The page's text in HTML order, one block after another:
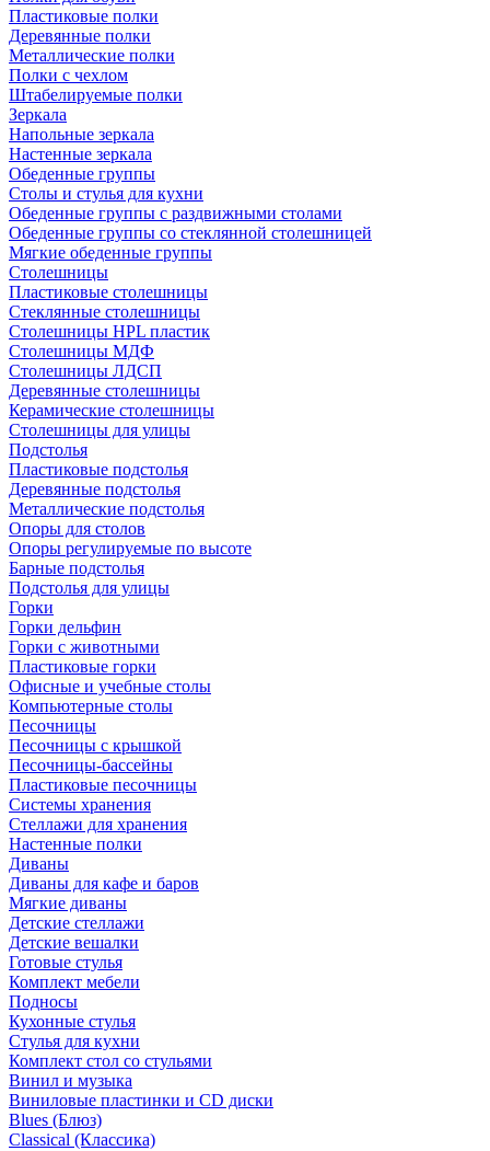
Пластиковые полки
Деревянные полки
Металлические полки
Полки с чехлом
Штабелируемые полки
Зеркала
Напольные зеркала
Настенные зеркала
Обеденные группы
Столы и стулья для кухни
Обеденные группы с раздвижными столами
Обеденные группы со стеклянной столешницей
Мягкие обеденные группы
Столешницы
Пластиковые столешницы
Стеклянные столешницы
Столешницы HPL пластик
Столешницы МДФ
Столешницы ЛДСП
Деревянные столешницы
Керамические столешницы
Столешницы для улицы
Подстолья
Пластиковые подстолья
Деревянные подстолья
Металлические подстолья
Опоры для столов
Опоры регулируемые по высоте
Барные подстолья
Подстолья для улицы
Горки
Горки дельфин
Горки с животными
Пластиковые горки
Офисные и учебные столы
Компьютерные столы
Песочницы
Песочницы с крышкой
Песочницы-бассейны
Пластиковые песочницы
Системы хранения
Стеллажи для хранения
Настенные полки
Диваны
Диваны для кафе и баров
Мягкие диваны
Детские стеллажи
Детские вешалки
Готовые стулья
Комплект мебели
Подносы
Кухонные стулья
Стулья для кухни
Комплект стол со стульями
Винил и музыка
Виниловые пластинки и CD диски
Blues (Блюз)
Classical (Классика)